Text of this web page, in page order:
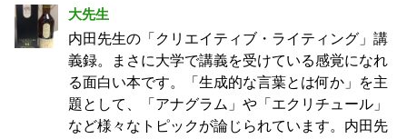
大先生
内田先生の「クリエイティブ・ライティング」講
義録。まさに大学で講義を受けている感覚になれ
る面白い本です。「生成的な言葉とは何か」を主
題として、「アナグラム」や「エクリチュール」
など様々なトピックが論じられています。内田先